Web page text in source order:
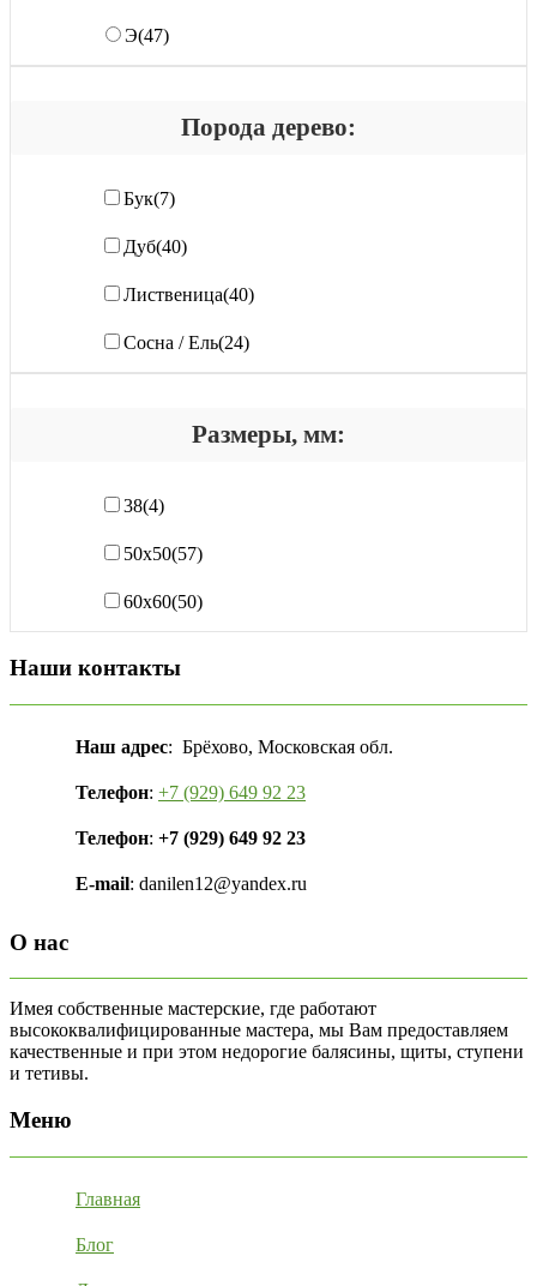
Э(47)
Порода дерево:
Бук(7)
Дуб(40)
Лиственица(40)
Сосна / Ель(24)
Размеры, мм:
38(4)
50х50(57)
60х60(50)
Наши контакты
Наш адрес: Брёхово, Московская обл.
Телефон: +7 (929) 649 92 23
Телефон: +7 (929) 649 92 23
E-mail: danilen12@yandex.ru
О нас
Имея собственные мастерские, где работают
высококвалифицированные мастера, мы Вам предоставляем
качественные и при этом недорогие балясины, щиты, ступени
и тетивы.
Меню
Главная
Блог